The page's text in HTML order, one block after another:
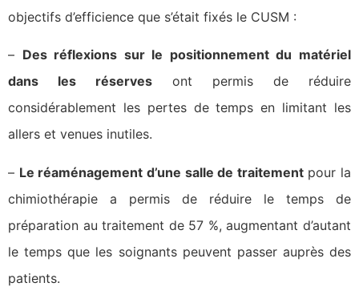
objectifs d’efficience que s’était fixés le CUSM :
– Des réflexions sur le positionnement du matériel
dans les réserves ont permis de réduire
considérablement les pertes de temps en limitant les
allers et venues inutiles.
– Le réaménagement d’une salle de traitementpour la
chimiothérapie a permis de réduire le temps de
préparation au traitement de 57 %, augmentant d’autant
le temps que les soignants peuvent passer auprès des
patients.